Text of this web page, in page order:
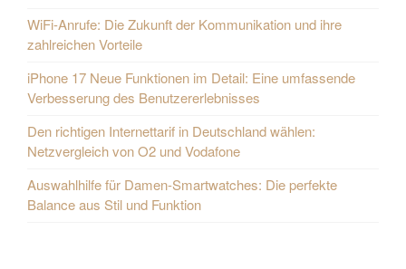
WiFi-Anrufe: Die Zukunft der Kommunikation und ihre
zahlreichen Vorteile
iPhone 17 Neue Funktionen im Detail: Eine umfassende
Verbesserung des Benutzererlebnisses
Den richtigen Internettarif in Deutschland wählen:
Netzvergleich von O2 und Vodafone
Auswahlhilfe für Damen-Smartwatches: Die perfekte
Balance aus Stil und Funktion